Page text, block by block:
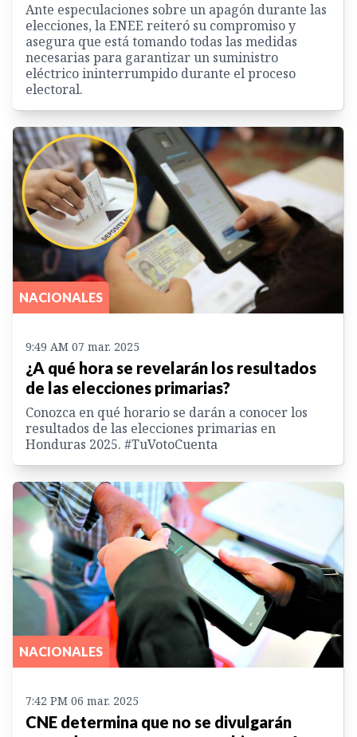
Ante especulaciones sobre un apagón durante las
elecciones, la ENEE reiteró su compromiso y
asegura que está tomando todas las medidas
necesarias para garantizar un suministro
eléctrico ininterrumpido durante el proceso
electoral.
NACIONALES
9:49 AM 07 mar. 2025
¿A qué hora se revelarán los resultados
de las elecciones primarias?
Conozca en qué horario se darán a conocer los
resultados de las elecciones primarias en
Honduras 2025. #TuVotoCuenta
NACIONALES
7:42 PM 06 mar. 2025
CNE determina que no se divulgarán